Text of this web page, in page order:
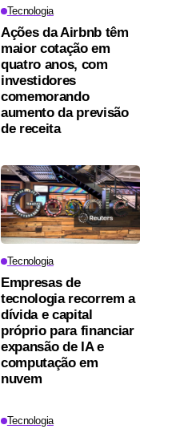
Tecnologia
Ações da Airbnb têm
maior cotação em
quatro anos, com
investidores
comemorando
aumento da previsão
de receita
Tecnologia
Empresas de
tecnologia recorrem a
dívida e capital
próprio para financiar
expansão de IA e
computação em
nuvem
Tecnologia